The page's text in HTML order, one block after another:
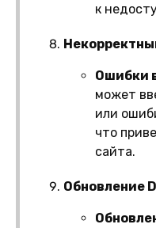
к
Ошибки
может
или
что
сайта.
Обновление